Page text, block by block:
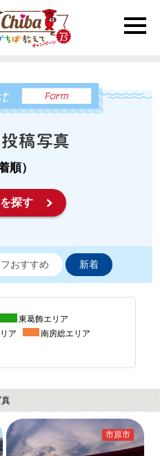
toggle
順）
探す
おすすめ 新着
東葛飾エリア
ア
南房総エリア
市原市